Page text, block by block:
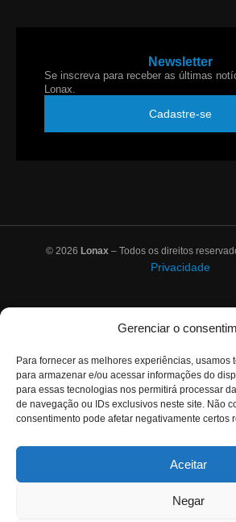
Gerenciar o
Para fornecer as melhores experiências, usamos
para armazenar e/ou acessar informações do
para essas tecnologias nos permitirá processar
de navegação ou IDs exclusivos neste site. Não
consentimento pode afetar negativamente certos
Aceitar
Negar
Newsletter
Se inscreva para receber as últimas
Lonax.
Cadastre-se
© 2026 Lonax– Todos os direitos
Privacidade